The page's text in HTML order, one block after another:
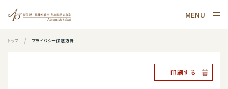
MENU
トップ プライバシー保護方針
印刷する